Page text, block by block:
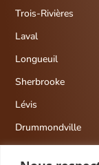
Trois-Rivières
Laval
Longueuil
Sherbrooke
Lévis
Drummondville